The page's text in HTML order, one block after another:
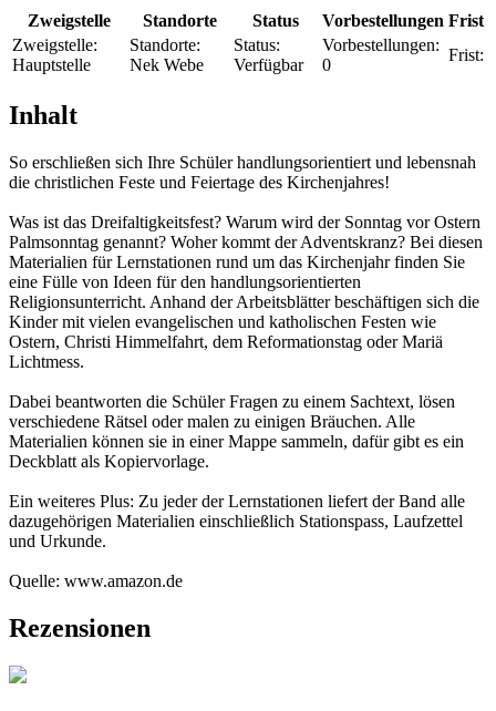
Zweigstelle Standorte Status Vorbestellungen Frist
Zweigstelle:
Hauptstelle
Standorte:
Nek Webe
Status:
Verfügbar
Vorbestellungen:
0
Frist:
Inhalt
So erschließen sich Ihre Schüler handlungsorientiert und lebensnah
die christlichen Feste und Feiertage des Kirchenjahres!
Was ist das Dreifaltigkeitsfest? Warum wird der Sonntag vor Ostern
Palmsonntag genannt? Woher kommt der Adventskranz? Bei diesen
Materialien für Lernstationen rund um das Kirchenjahr finden Sie
eine Fülle von Ideen für den handlungsorientierten
Religionsunterricht. Anhand der Arbeitsblätter beschäftigen sich die
Kinder mit vielen evangelischen und katholischen Festen wie
Ostern, Christi Himmelfahrt, dem Reformationstag oder Mariä
Lichtmess.
Dabei beantworten die Schüler Fragen zu einem Sachtext, lösen
verschiedene Rätsel oder malen zu einigen Bräuchen. Alle
Materialien können sie in einer Mappe sammeln, dafür gibt es ein
Deckblatt als Kopiervorlage.
Ein weiteres Plus: Zu jeder der Lernstationen liefert der Band alle
dazugehörigen Materialien einschließlich Stationspass, Laufzettel
und Urkunde.
Quelle: www.amazon.de
Rezensionen